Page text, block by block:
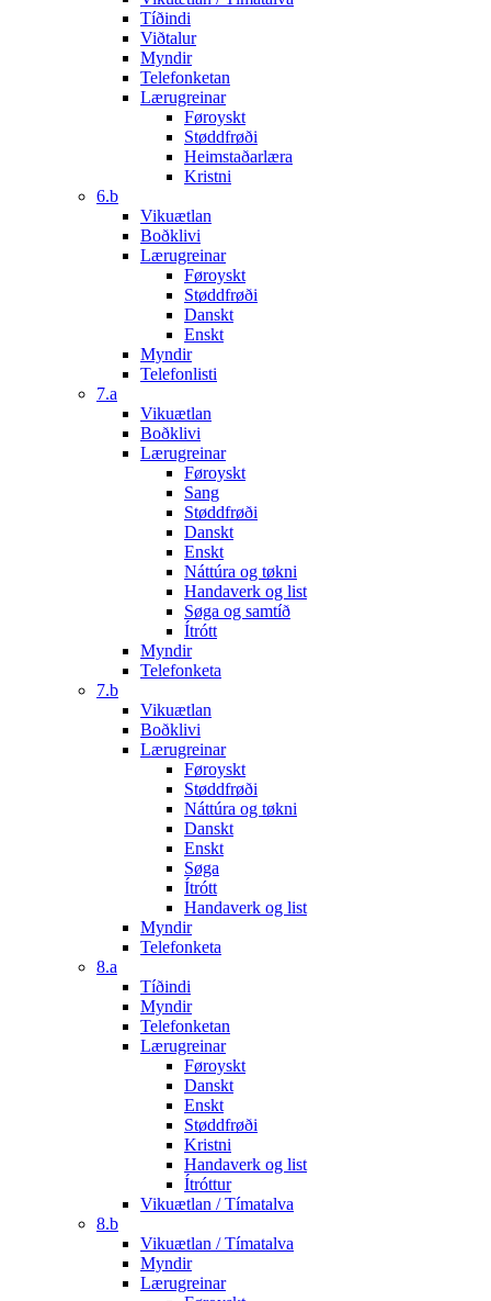
Tíðindi
Viðtalur
Myndir
Telefonketan
Lærugreinar
Føroyskt
Støddfrøði
Heimstaðarlæra
Kristni
6.b
Vikuætlan
Boðklivi
Lærugreinar
Føroyskt
Støddfrøði
Danskt
Enskt
Myndir
Telefonlisti
7.a
Vikuætlan
Boðklivi
Lærugreinar
Føroyskt
Sang
Støddfrøði
Danskt
Enskt
Náttúra og tøkni
Handaverk og list
Søga og samtíð
Ítrótt
Myndir
Telefonketa
7.b
Vikuætlan
Boðklivi
Lærugreinar
Føroyskt
Støddfrøði
Náttúra og tøkni
Danskt
Enskt
Søga
Ítrótt
Handaverk og list
Myndir
Telefonketa
8.a
Tíðindi
Myndir
Telefonketan
Lærugreinar
Føroyskt
Danskt
Enskt
Støddfrøði
Kristni
Handaverk og list
Ítróttur
Vikuætlan / Tímatalva
8.b
Vikuætlan / Tímatalva
Myndir
Lærugreinar